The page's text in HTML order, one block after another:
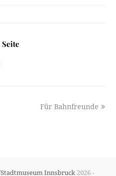
next
Für Bahnfreunde
Innsbruck 2026 -